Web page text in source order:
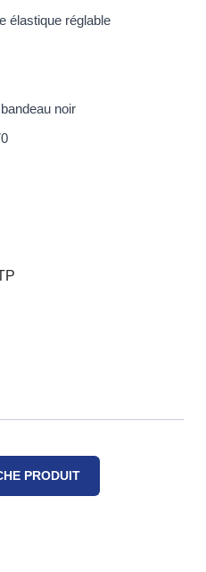
élastique réglable
noir
PRODUIT